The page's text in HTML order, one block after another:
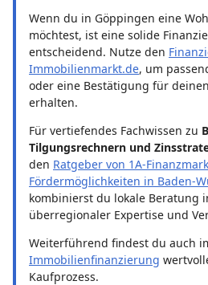
Wenn du in Göppingen eine
möchtest, ist eine solide
entscheidend. Nutze den
Immobilienmarkt.de, um
oder eine Bestätigung für
erhalten.
Für vertiefendes Fachwissen zu
Tilgungsrechnern und
den Ratgeber von 1A-
Fördermöglichkeiten in Baden-
kombinierst du lokale Beratung
überregionaler Expertise und
Weiterführend findest du auch
Immobilienfinanzierung
Kaufprozess.